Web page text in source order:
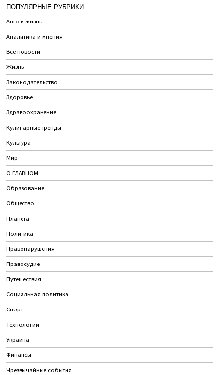
ПОПУЛЯРНЫЕ РУБРИКИ
Авто и жизнь
Аналитика и мнения
Все новости
Жизнь
Законодательство
Здоровье
Здравоохранение
Кулинарные тренды
Культура
Мир
О ГЛАВНОМ
Образование
Общество
Планета
Политика
Правонарушения
Правосудие
Путешествия
Социальная политика
Спорт
Технологии
Украина
Финансы
Чрезвычайные события